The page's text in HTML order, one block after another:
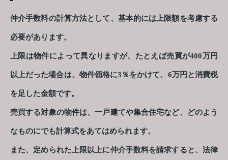
仲介手数料の計算方法として、基本的には上限額を考慮する
必要があります。
上限は物件によって異なりますが、たとえば売買が400万円
以上だった場合は、物件価格に3％をかけて、6万円と消費税
を足した金額です。
売買する対象の物件は、一戸建てや集合住宅など、どのよう
なものにでも計算式をあてはめられます。
また、定められた上限以上に仲介手数料を請求すると、法律